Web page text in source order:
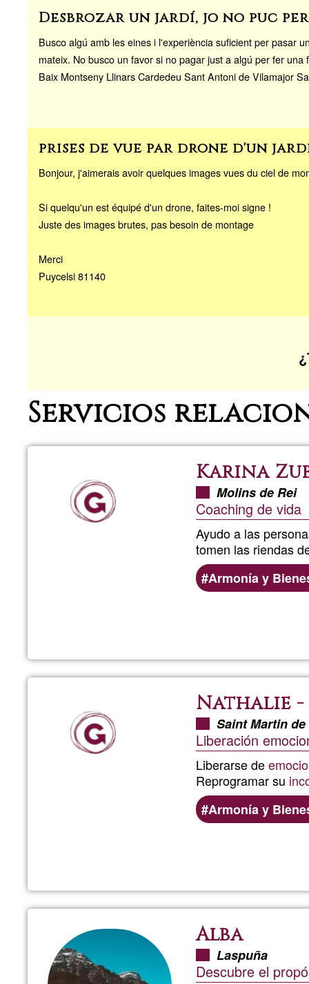
Desbrozar un jardí, jo no puc
Busco algú amb les eines i l'experiència suficient per pasar
mateix. No busco un favor si no pagar just a algú per fer una
Baix Montseny Llinars Cardedeu Sant Antoni de Vilamajor
prises de vue par drone d'un
Bonjour, j'aimerais avoir quelques images vues du ciel de
Si quelqu'un est équipé d'un drone, faites-moi signe !
Juste des images brutes, pas besoin de montage
Merci
Puycelsi 81140
Servicios
Karina
Molins de Rei
Coaching de vida
Ayudo a las
tomen las riendas
Armonía y
Nathalie -
Saint Martin de
Liberación
Liberarse de
Reprogramar su
Armonía y
Alba
Laspuña
Descubre el